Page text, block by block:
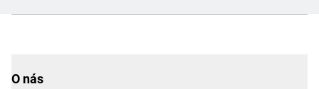
O nás